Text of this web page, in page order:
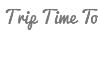
Trip Time To